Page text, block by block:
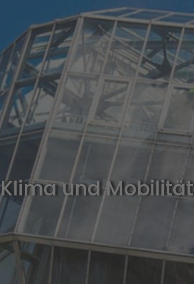
Klima und Mobilität